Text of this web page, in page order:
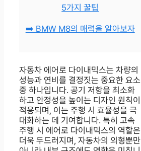
5가지 꿀팁
➡️ BMW M8의 매력을 알아보자
자동차 에어로 다이내믹스는 차량의
성능과 연비를 결정짓는 중요한 요소
중 하나입니다. 공기 저항을 최소화
하고 안정성을 높이는 디자인 원칙이
적용되며, 이는 주행 시 효율성을 극
대화하는 데 기여합니다. 특히 고속
주행 시 에어로 다이내믹스의 역할은
더욱 두드러지며, 자동차의 외형뿐만